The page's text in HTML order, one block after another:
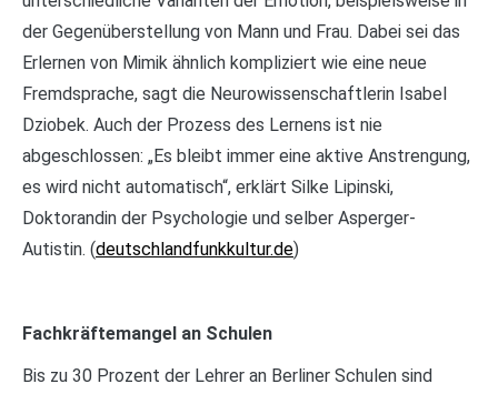
der Gegenüberstellung von Mann und Frau. Dabei sei das
Erlernen von Mimik ähnlich kompliziert wie eine neue
Fremdsprache, sagt die Neurowissenschaftlerin Isabel
Dziobek. Auch der Prozess des Lernens ist nie
abgeschlossen: „Es bleibt immer eine aktive Anstrengung,
es wird nicht automatisch“, erklärt Silke Lipinski,
Doktorandin der Psychologie und selber Asperger-
Autistin. (deutschlandfunkkultur.de)
Fachkräftemangel an Schulen
Bis zu 30 Prozent der Lehrer an Berliner Schulen sind